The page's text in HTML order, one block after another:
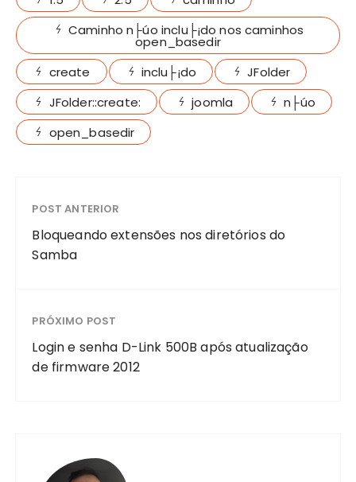
Caminho n├úo inclu├¡do nos caminhos
open_basedir
create
inclu├¡do
JFolder
JFolder::create:
joomla
n├úo
open_basedir
POST ANTERIOR
Bloqueando extensões nos diretórios do
Samba
PRÓXIMO POST
Login e senha D-Link 500B após atualização
de firmware 2012